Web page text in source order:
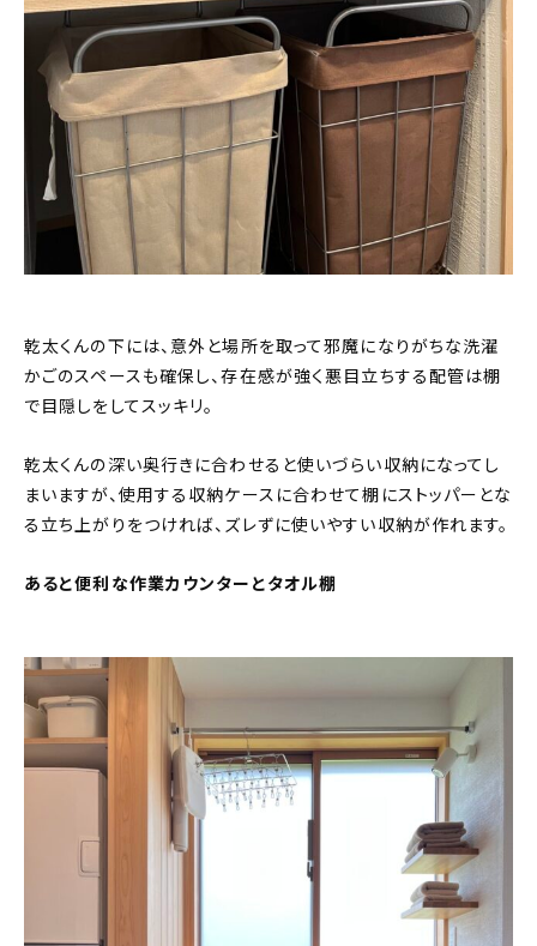
乾太くんの下には、意外と場所を取って邪魔になりがちな洗濯
かごのスペースも確保し、存在感が強く悪目立ちする配管は棚
で目隠しをしてスッキリ。
乾太くんの深い奥行きに合わせると使いづらい収納になってし
まいますが、使用する収納ケースに合わせて棚にストッパーとな
る立ち上がりをつければ、ズレずに使いやすい収納が作れます。
あると便利な作業カウンターとタオル棚